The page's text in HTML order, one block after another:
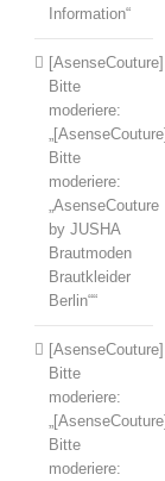
Information“
[AsenseCouture]
Bitte
moderiere:
Bitte
moderiere:
„AsenseCouture
by JUSHA
Brautmoden
Brautkleider
Berlin““
[AsenseCouture]
Bitte
moderiere:
Bitte
moderiere: